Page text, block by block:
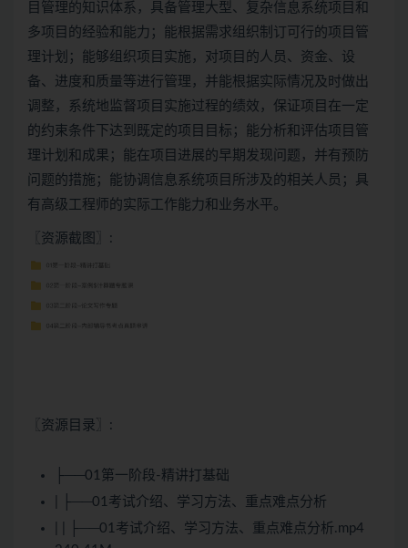
目管理的知识体系，具备管理大型、复杂信息系统项目和
多项目的经验和能力；能根据需求组织制订可行的项目管
理计划；能够组织项目实施，对项目的人员、资金、设
备、进度和质量等进行管理，并能根据实际情况及时做出
调整，系统地监督项目实施过程的绩效，保证项目在一定
的约束条件下达到既定的项目目标；能分析和评估项目管
理计划和成果；能在项目进展的早期发现问题，并有预防
问题的措施；能协调信息系统项目所涉及的相关人员；具
有高级工程师的实际工作能力和业务水平。
〖资源截图〗:
〖资源目录〗:
├──01第一阶段-精讲打基础
| ├──01考试介绍、学习方法、重点难点分析
| | ├──01考试介绍、学习方法、重点难点分析.mp4